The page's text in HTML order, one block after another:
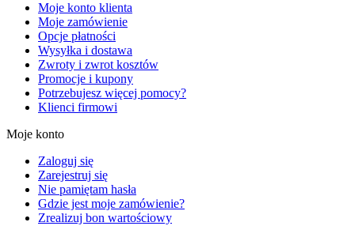
Moje konto klienta
Moje zamówienie
Opcje płatności
Wysyłka i dostawa
Zwroty i zwrot kosztów
Promocje i kupony
Potrzebujesz więcej pomocy?
Klienci firmowi
Moje konto
Zaloguj się
Zarejestruj się
Nie pamiętam hasła
Gdzie jest moje zamówienie?
Zrealizuj bon wartościowy